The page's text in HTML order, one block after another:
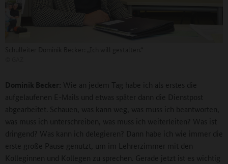
Dominik Becker: Wie an jedem Tag habe ich als erstes die
aufgelaufenen E-Mails und etwas später dann die Dienstpost
abgearbeitet. Schauen, was kann weg, was muss ich beantworten,
was muss ich unterschreiben, was muss ich weiterleiten? Was ist
dringend? Was kann ich delegieren? Dann habe ich wie immer die
erste große Pause genutzt, um im Lehrerzimmer mit den
Kolleginnen und Kollegen zu sprechen. Gerade jetzt ist es wichtig